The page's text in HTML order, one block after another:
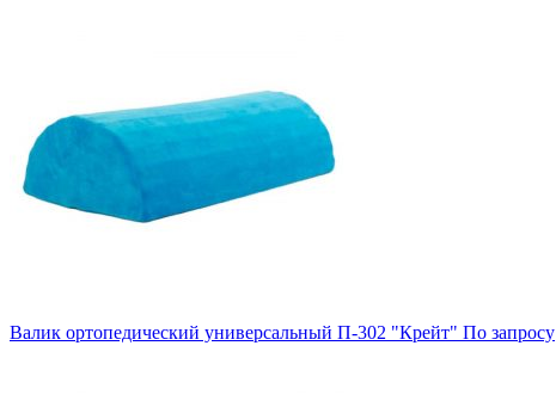
Валик ортопедический универсальный П-302 "Крейт" По запросу